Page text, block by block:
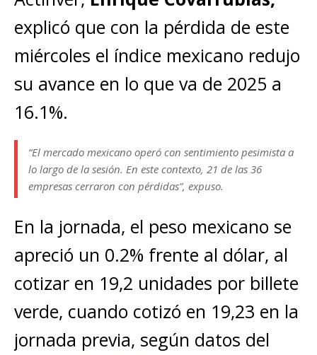
explicó que con la pérdida de este
miércoles el índice mexicano redujo
su avance en lo que va de 2025 a
16.1%.
“El mercado mexicano operó con sentimiento pesimista a
lo largo de la sesión. En este contexto, 21 de las 36
empresas cerraron con pérdidas”, expuso.
En la jornada, el peso mexicano se
apreció un 0.2% frente al dólar, al
cotizar en 19,2 unidades por billete
verde, cuando cotizó en 19,23 en la
jornada previa, según datos del